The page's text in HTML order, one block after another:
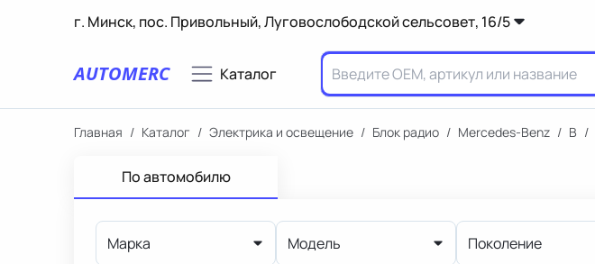
г. Минск, пос. Привольный, Луговослободской сельсовет, 16/5
AUTOMERC Каталог
Главная / Каталог / Электрика и освещение / Блок радио / Mercedes-Benz / B /
По автомобилю
Марка Модель Поколение